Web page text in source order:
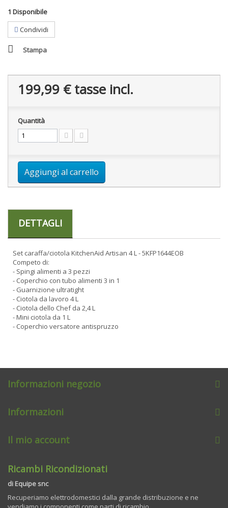
1 Disponibile
Condividi
Stampa
199,99 €tasse incl.
Quantità
Aggiungi al carrello
DETTAGLI
Set caraffa/ciotola KitchenAid Artisan 4 L - 5KFP1644EOB
Competo di:
- Spingi alimenti a 3 pezzi
- Coperchio con tubo alimenti 3 in 1
- Guarnizione ultratight
- Ciotola da lavoro 4 L
- Ciotola dello Chef da 2,4 L
- Mini ciotola da 1 L
- Coperchio versatore antispruzzo
Informazioni negozio
Informazioni
Il mio account
Ricambi Ricondizionati
di Equipe snc
Recuperiamo elettrodomestici dalla grande distribuzione e ne